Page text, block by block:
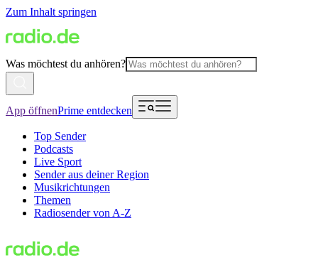
Zum Inhalt springen
Was möchtest du anhören?
App öffnenPrime entdecken
Top Sender
Podcasts
Live Sport
Sender aus deiner Region
Musikrichtungen
Themen
Radiosender von A-Z